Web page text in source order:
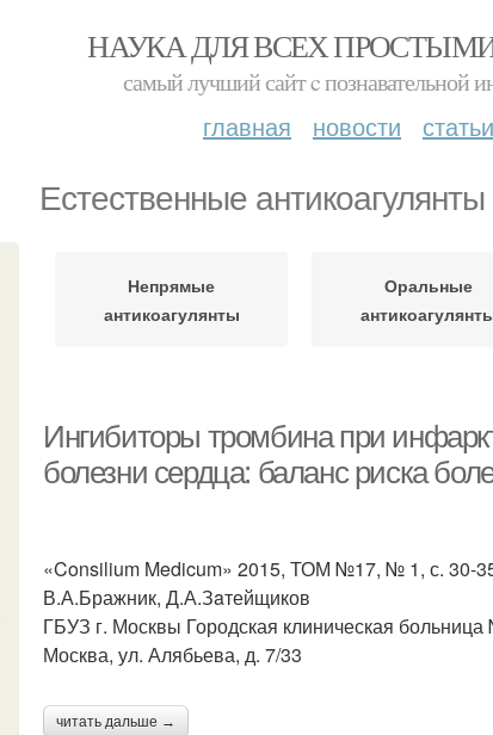
НАУКА ДЛЯ ВСЕХ
самый лучший сайт c познавательной
главная новости статьи
Естественные антикоагулянты
Непрямые
антикоагулянты
Оральные
Ингибиторы тромбина при
болезни сердца: баланс риска
«Consilium Medicum» 2015, ТОМ №17, № 1, с. 30-
В.А.Бражник, Д.А.Зaтейщиков
ГБУЗ г. Москвы Городская клиническая
Москва, ул. Алябьева, д. 7/33
читать дальше →